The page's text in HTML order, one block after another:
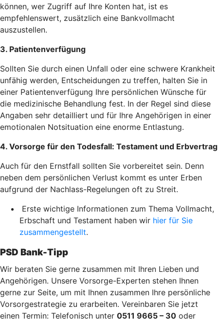
können, wer Zugriff auf Ihre Konten hat, ist es
empfehlenswert, zusätzlich eine Bankvollmacht
auszustellen.
3. Patientenverfügung
Sollten Sie durch einen Unfall oder eine schwere Krankheit
unfähig werden, Entscheidungen zu treffen, halten Sie in
einer Patientenverfügung Ihre persönlichen Wünsche für
die medizinische Behandlung fest. In der Regel sind diese
Angaben sehr detailliert und für Ihre Angehörigen in einer
emotionalen Notsituation eine enorme Entlastung.
4. Vorsorge für den Todesfall: Testament und Erbvertrag
Auch für den Ernstfall sollten Sie vorbereitet sein. Denn
neben dem persönlichen Verlust kommt es unter Erben
aufgrund der Nachlass-Regelungen oft zu Streit.
Erste wichtige Informationen zum Thema Vollmacht,
Erbschaft und Testament haben wir hier für Sie
zusammengestellt.
PSD Bank-Tipp
Wir beraten Sie gerne zusammen mit Ihren Lieben und
Angehörigen. Unsere Vorsorge-Experten stehen Ihnen
gerne zur Seite, um mit Ihnen zusammen Ihre persönliche
Vorsorgestrategie zu erarbeiten. Vereinbaren Sie jetzt
einen Termin: Telefonisch unter 0511 9665 – 30 oder